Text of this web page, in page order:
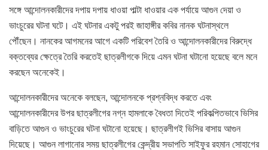
সঙ্গে আন্দোলনকারীদের দপায় দপায় ধাওয়া পাল্টা ধাওয়ার এক পর্যায়ে আগুন দেয়া ও
ভাংচুরের ঘটনা ঘটে। এই ঘটনার একটু পরই জাহাঙ্গীর কবির নানক ঘটনাস্থলে
পৌঁছেন। নানকের আগমনের আগে একটি পরিবেশ তৈরি ও আন্দোলনকারীদের বিরুদ্ধে
বক্তব্যের ক্ষেত্রে তৈরি করতেই ছাত্রলীগকে দিয়ে এমন ঘটনা ঘটানো হয়েছে বলে মনে
করছেন অনেকেই।
আন্দোলনকারীদের অনেকে বলছেন, আন্দোলনকে প্রশ্নবিদ্ধ করতে এবং
আন্দোলনকারীদের উপর ছাত্রলীগের নগ্ন হামলাকে বৈধতা দিতেই পরিকল্পিতভাবে ভিসির
বাড়িতে আগুন ও ভাংচুরের ঘটনা ঘটানো হয়েছে। ছাত্রলীগই ভিসির বাসায় আগুন
দিয়েছে। আগুন লাগানোর সময় ছাত্রলীগের কেন্দ্রীয় সভাপতি সাইফুর রহমান সোহাগের